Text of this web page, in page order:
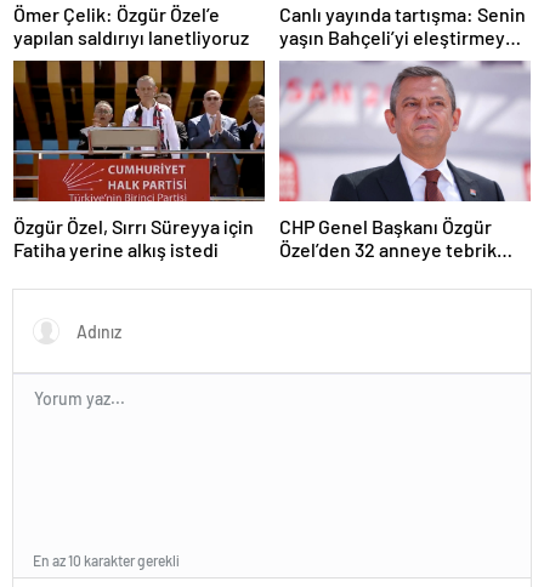
Ömer Çelik: Özgür Özel’e
yapılan saldırıyı lanetliyoruz
Canlı yayında tartışma: Senin
yaşın Bahçeli’yi eleştirmeye
yetmez
Özgür Özel, Sırrı Süreyya için
Fatiha yerine alkış istedi
CHP Genel Başkanı Özgür
Özel’den 32 anneye tebrik
En az 10 karakter gerekli